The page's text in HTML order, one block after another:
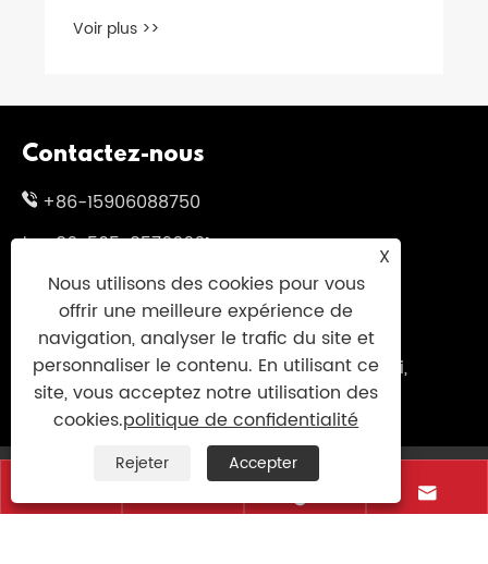
Voir plus >>
Contactez-nous
+86-15906088750
+86-595-85766661
+86-595-85719995
sales@uniumbrella.com
Zone industrielle de Yaoqian, ville d'Anhai,
ville de Jinjiang, Fujian. Chine
Copyright © 2021 Jinjiang Fengyuan Umbrella Co.,
Ltd. Tous droits réservésLinks|Sitemap|

X
Nous utilisons des cookies pour vous
offrir une meilleure expérience de
navigation, analyser le trafic du site et
personnaliser le contenu. En utilisant ce
site, vous acceptez notre utilisation des
cookies.politique de confidentialité
Rejeter Accepter